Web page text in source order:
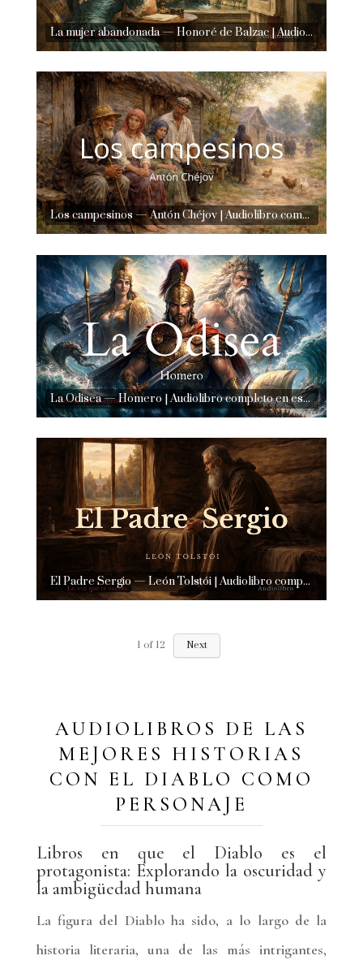
La mujer abandonada — Honoré de Balzac | Audiolibro completo en español | Voz humana real
Los campesinos — Antón Chéjov | Audiolibro completo en español | Voz humana real
La Odisea — Homero | Audiolibro completo en español | Voz humana real
El Padre Sergio — León Tolstói | Audiolibro completo en español | Voz humana real
1 of 12 Next
AUDIOLIBROS DE LAS
MEJORES HISTORIAS
CON EL DIABLO COMO
PERSONAJE
Libros en que el Diablo es el
protagonista: Explorando la oscuridad y
la ambigüedad humana
La figura del Diablo ha sido, a lo largo de la
historia literaria, una de las más intrigantes,